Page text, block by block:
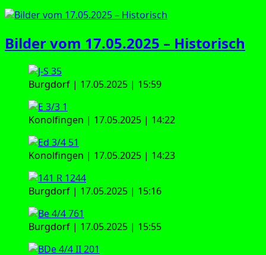
Bilder vom 17.05.2025 – Historisch
Burg­dorf | 17.05.2025 | 15:59
Konol­fin­gen | 17.05.2025 | 14:22
Konol­fin­gen | 17.05.2025 | 14:23
Burg­dorf | 17.05.2025 | 15:16
Burg­dorf | 17.05.2025 | 15:55